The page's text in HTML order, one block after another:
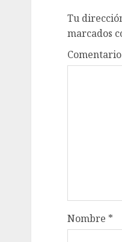
Tu
marcados
Comentario
Nombre *